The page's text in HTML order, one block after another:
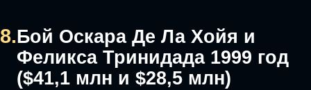
8.Бой Оскара Де Ла Хойя и
Феликса Тринидада 1999 год
($41,1 млн и $28,5 млн)